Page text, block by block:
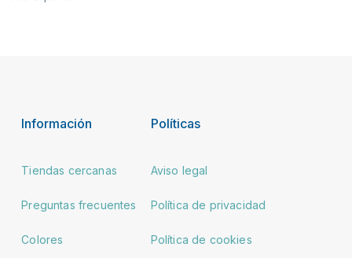
Información
Tiendas cercanas
Preguntas frecuentes
Colores
Políticas
Aviso legal
Política de privacidad
Política de cookies